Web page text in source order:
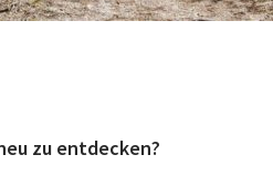
zu entdecken?